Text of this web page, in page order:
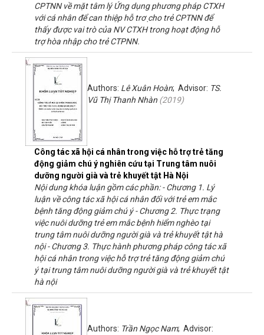
CPTNN về mặt tâm lý Ứng dụng phương pháp CTXH
với cá nhân để can thiệp hỗ trơ ̣cho trẻ CPTNN để
thấy được vai trò của NV CTXH trong hoạt động hỗ
trợ hòa nhập cho trẻ CTPNN.
Công tác xã hội cá nhân trong việc hỗ trợ trẻ tăng
động giảm chú ý nghiên cứu tại Trung tâm nuôi
dưỡng người già và trẻ khuyết tật Hà Nội
Authors: Lê Xuân Hoàn; Advisor: TS.
Vũ Thị Thanh Nhàn (2019)
Nội dung khóa luận gồm các phần: - Chương 1. Lý
luận về công tác xã hội cá nhân đối với trẻ em mắc
bệnh tăng động giảm chú ý - Chương 2. Thực trạng
việc nuôi dưỡng trẻ em mắc bệnh hiểm nghèo tại
trung tâm nuôi dưỡng người già và trẻ khuyết tật hà
nội - Chương 3. Thực hành phương pháp công tác xã
hội cá nhân trong việc hỗ trợ trẻ tăng động giảm chú
ý tại trung tâm nuôi dưỡng người già và trẻ khuyết tật
hà nội
Authors: Trần Ngọc Nam; Advisor: